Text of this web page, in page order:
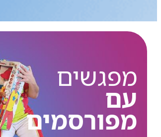
מפגשים
עם
מפורסמים